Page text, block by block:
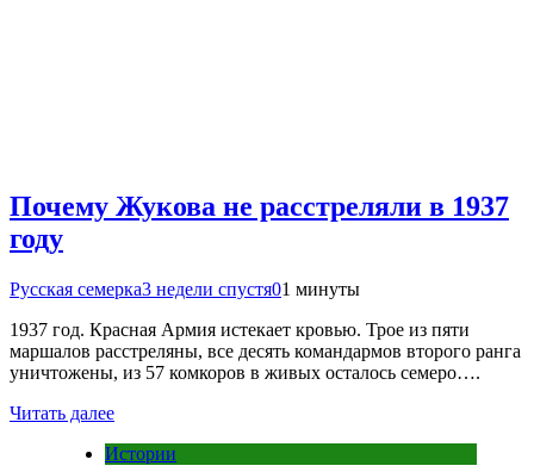
Почему Жукова не расстреляли в 1937
году
Русская семерка3 недели спустя01 минуты
1937 год. Красная Армия истекает кровью. Трое из пяти
маршалов расстреляны, все десять командармов второго ранга
уничтожены, из 57 комкоров в живых осталось семеро….
Читать далее
Истории